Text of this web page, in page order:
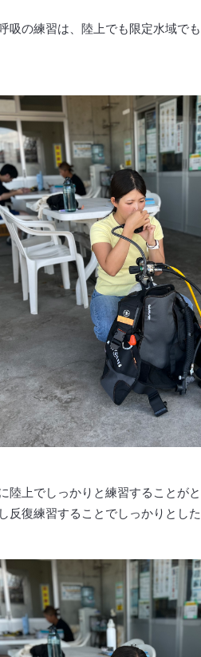
吸の練習は、陸上でも限定水域で
陸上でしっかりと練習することが
復練習することでしっかりとし